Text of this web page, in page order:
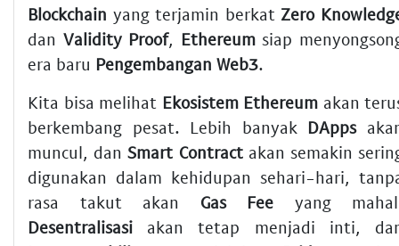
Blockchain yang terjamin berkat Zero
dan Validity Proof, Ethereumsiap
era baru Pengembangan Web3.
Kita bisa melihat Ekosistem Ethereum akan
berkembang pesat. Lebih banyak DApps
muncul, danSmart Contractakan semakin
digunakan dalam kehidupan sehari-hari,
rasa takut akan Gas Fee yang
Desentralisasi akan tetap menjadi inti,